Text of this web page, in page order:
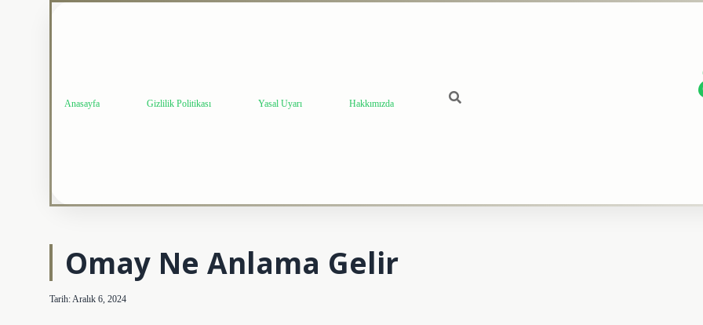
Anasayfa Gizlilik Politikası Yasal Uyarı Hakkımızda
Omay Ne Anlama Gelir
Tarih: Aralık 6, 2024